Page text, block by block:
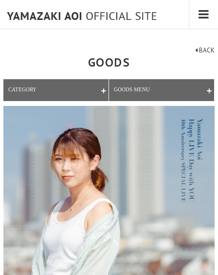
GOODS
BACK
CATEGORY GOODS MENU